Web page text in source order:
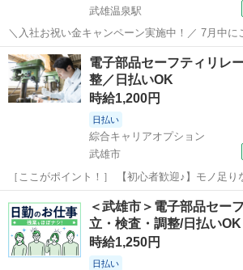
武雄温泉駅
＼入社お祝い金キャンペーン実施中！／ 7月中に
へ、入社お祝い金5万円を支給！ 詳細な条件や支
担当よりお電話にてご案内いたします。 ーーーーー 病院・クリニッ
ク・介護施設など、 さまざま...
佐賀 武雄市 武雄温泉駅 看護師
電子部品セーフティリレ
整／日払いOK
時給1,200円
日払い
綜合キャリアオプション
武雄市
［ここがポイント！］ 【初心者歓迎♪】モノ足
満♪落ち着く少人数の職場！ ［お仕事内容］ 【業務内容詳細】電子部
品組み立て・検査・調整業務およびその他付随
ティリレー) のラインオ...
工場
＜武雄市＞電子部品セー
立・検査・調整/日払い
時給1,250円
日払い